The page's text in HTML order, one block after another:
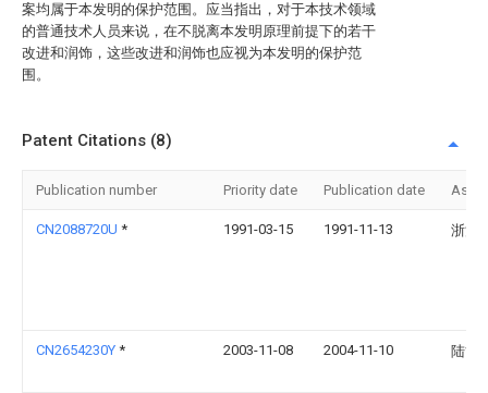
案均属于本发明的保护范围。应当指出，对于本技术领域
的普通技术人员来说，在不脱离本发明原理前提下的若干
改进和润饰，这些改进和润饰也应视为本发明的保护范
围。
Patent Citations (8)
Publication number Priority date Publication date
CN2088720U * 1991-03-15 1991-11-13 浙江
CN2654230Y * 2003-11-08 2004-11-10 陆博